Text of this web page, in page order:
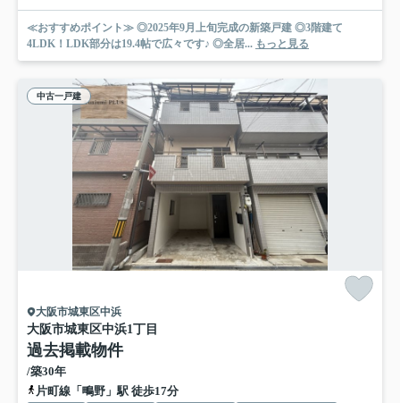
≪おすすめポイント≫ ◎2025年9月上旬完成の新築戸建 ◎3階建て
4LDK！LDK部分は19.4帖で広々です♪ ◎全居... もっと見る
中古一戸建
大阪市城東区中浜
大阪市城東区中浜1丁目
過去掲載物件
/築30年
片町線「鴫野」駅 徒歩17分